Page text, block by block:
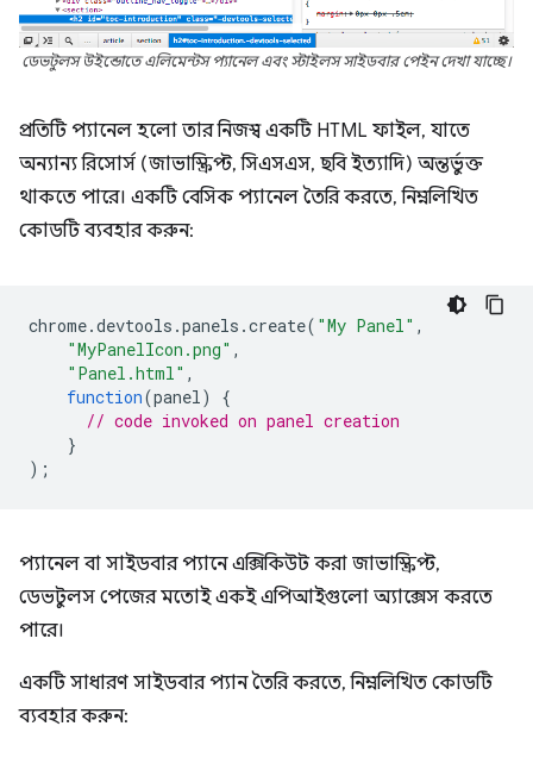
ডেভটুলস উইন্ডোতে এলিমেন্টস প্যানেল এবং স্টাইলস সাইডবার পেইন দেখা যাচ্ছে।
প্রতিটি প্যানেল হলো তার নিজস্ব একটি HTML ফাইল, যাতে
অন্যান্য রিসোর্স (জাভাস্ক্রিপ্ট, সিএসএস, ছবি ইত্যাদি) অন্তর্ভুক্ত
থাকতে পারে। একটি বেসিক প্যানেল তৈরি করতে, নিম্নলিখিত
কোডটি ব্যবহার করুন:
chrome.devtools .panels .create( "My Panel" ,
"MyPanelIcon.png" ,
"Panel.html" ,
function(panel)
{
// code invoked on panel creation
}
);
প্যানেল বা সাইডবার প্যানে এক্সিকিউট করা জাভাস্ক্রিপ্ট,
ডেভটুলস পেজের মতোই একই এপিআইগুলো অ্যাক্সেস করতে
পারে।
একটি সাধারণ সাইডবার প্যান তৈরি করতে, নিম্নলিখিত কোডটি
ব্যবহার করুন: